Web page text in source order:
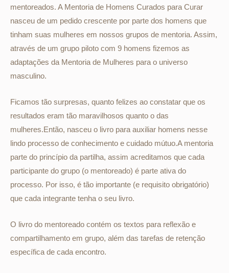
mentoreados. A Mentoria de Homens Curados para Curar
nasceu de um pedido crescente por parte dos homens que
tinham suas mulheres em nossos grupos de mentoria. Assim,
através de um grupo piloto com 9 homens fizemos as
adaptações da Mentoria de Mulheres para o universo
masculino.
Ficamos tão surpresas, quanto felizes ao constatar que os
resultados eram tão maravilhosos quanto o das
mulheres.Então, nasceu o livro para auxiliar homens nesse
lindo processo de conhecimento e cuidado mútuo.A mentoria
parte do princípio da partilha, assim acreditamos que cada
participante do grupo (o mentoreado) é parte ativa do
processo. Por isso, é tão importante (e requisito obrigatório)
que cada integrante tenha o seu livro.
O livro do mentoreado contém os textos para reflexão e
compartilhamento em grupo, além das tarefas de retenção
específica de cada encontro.